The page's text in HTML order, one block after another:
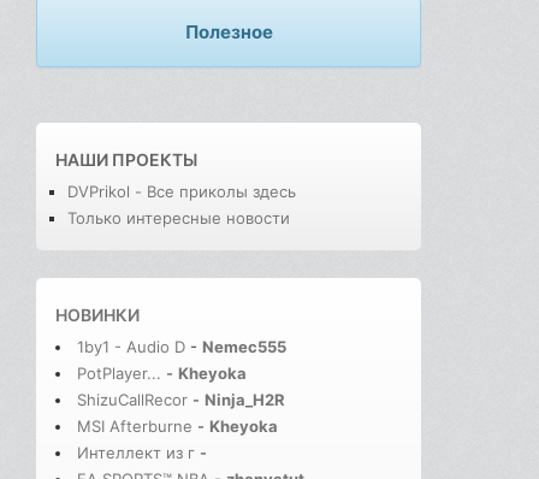
Полезное
НАШИ ПРОЕКТЫ
DVPrikol - Все приколы здесь
Только интересные новости
НОВИНКИ
1by1 - Audio D - Nemec555
PotPlayer... - Kheyoka
ShizuCallRecor - Ninja_H2R
MSI Afterburne - Kheyoka
Интеллект из г -